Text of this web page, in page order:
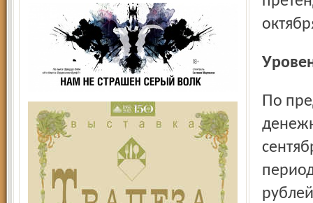
По предварительным данным, объём номинальных